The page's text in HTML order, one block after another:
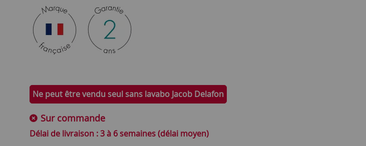
Ne peut être vendu seul sans lavabo Jacob Delafon
Sur commande
3 à 6 semaines (délai moyen)